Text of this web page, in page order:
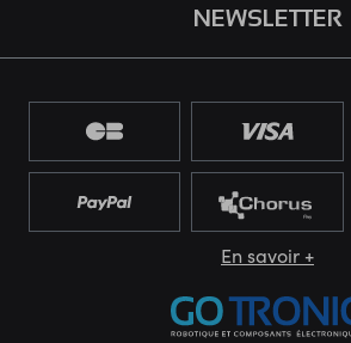
NEWSLETTER
En savoir +